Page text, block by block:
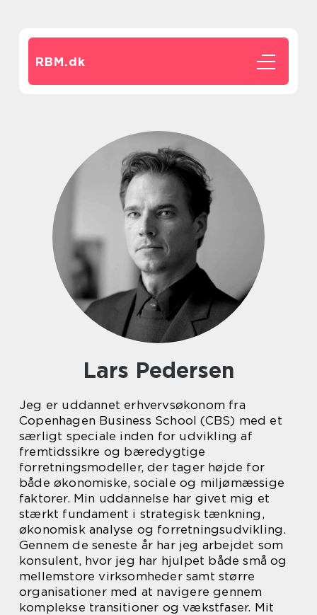
RBM.dk
Lars Pedersen
Jeg er uddannet erhvervsøkonom fra
Copenhagen Business School (CBS) med et
særligt speciale inden for udvikling af
fremtidssikre og bæredygtige
forretningsmodeller, der tager højde for
både økonomiske, sociale og miljømæssige
faktorer. Min uddannelse har givet mig et
stærkt fundament i strategisk tænkning,
økonomisk analyse og forretningsudvikling.
Gennem de seneste år har jeg arbejdet som
konsulent, hvor jeg har hjulpet både små og
mellemstore virksomheder samt større
organisationer med at navigere gennem
komplekse transitioner og vækstfaser. Mit